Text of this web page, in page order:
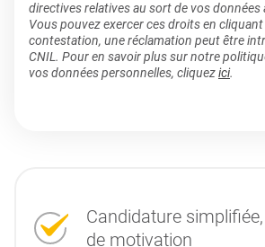
directives relatives au sort de vos données
Vous pouvez exercer ces droits en cliquant
contestation, une réclamation peut être
CNIL. Pour en savoir plus sur notre
vos données personnelles, cliquezici.
Candidature
de motivation